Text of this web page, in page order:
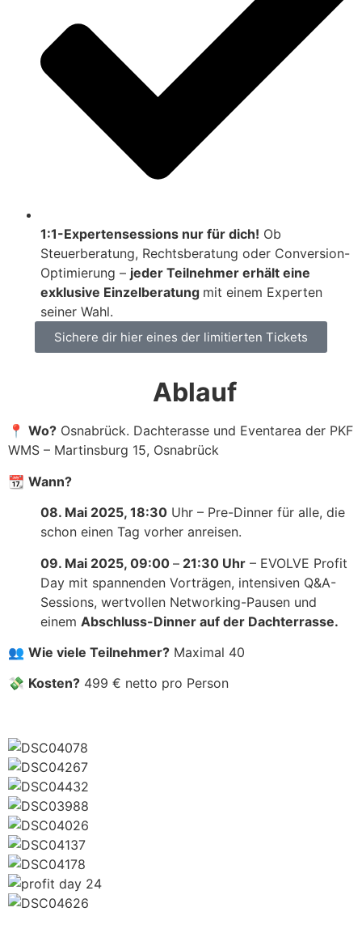
1:1-Expertensessions nur für dich! Ob
Steuerberatung, Rechtsberatung oder Conversion-
Optimierung – jeder Teilnehmer erhält eine
exklusive Einzelberatung mit einem Experten
seiner Wahl.
Sichere dir hier eines der limitierten Tickets
Ablauf
📍 Wo? Osnabrück. Dachterasse und Eventarea der PKF
WMS – Martinsburg 15, Osnabrück
📆 Wann?
08. Mai 2025, 18:30 Uhr – Pre-Dinner für alle, die
schon einen Tag vorher anreisen.
09. Mai 2025, 09:00 – 21:30 Uhr – EVOLVE Profit
Day mit spannenden Vorträgen, intensiven Q&A-
Sessions, wertvollen Networking-Pausen und
einem Abschluss-Dinner auf der Dachterrasse.
👥 Wie viele Teilnehmer? Maximal 40
💸 Kosten? 499 € netto pro Person